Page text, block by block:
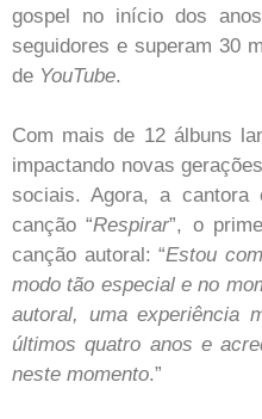
gospel no início dos
seguidores e superam 30
de YouTube.
Com mais de 12 álbuns
impactando novas
sociais. Agora, a cantora
canção “Respirar”, o
canção autoral: “Estou
modo tão especial e no
autoral, uma experiência
últimos quatro anos e
neste momento.”